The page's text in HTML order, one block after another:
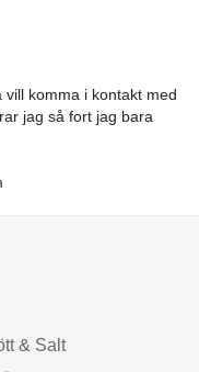
komma i kontakt med
jag så fort jag bara
& Salt